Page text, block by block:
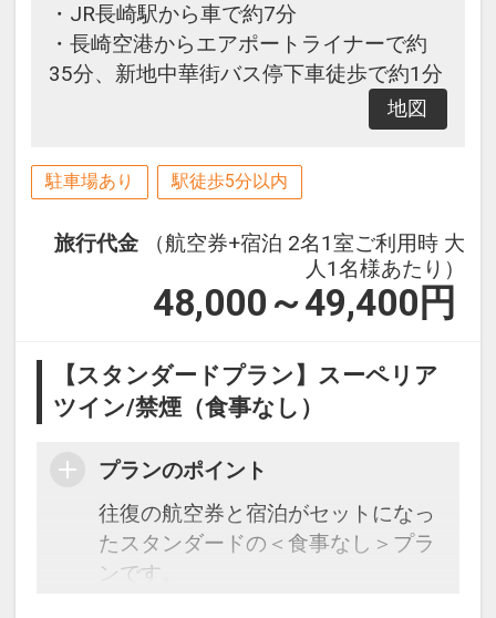
・JR長崎駅から車で約7分
・長崎空港からエアポートライナーで約
35分、新地中華街バス停下車徒歩で約1分
地図
駐車場あり 駅徒歩5分以内
旅行代金
（航空券+宿泊 2名1室ご利用時 大
人1名様あたり）
48,000～49,400 円
【スタンダードプラン】スーペリア
ツイン/禁煙（食事なし）
プランのポイント
往復の航空券と宿泊がセットになっ
たスタンダードの＜食事なし＞プラ
ンです。